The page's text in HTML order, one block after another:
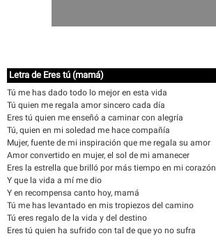
Letra de Eres tú (mamá)
Tú me has dado todo lo mejor en esta vida
Tú quien me regala amor sincero cada día
Eres tú quien me enseñó a caminar con alegría
Tú, quien en mi soledad me hace compañía
Mujer, fuente de mi inspiración que me regala su amor
Amor convertido en mujer, el sol de mi amanecer
Eres la estrella que brilló por más tiempo en mi corazón
Y que la vida a mí me dio
Y en recompensa canto hoy, mamá
Tú me has levantado en mis tropiezos del camino
Tú eres regalo de la vida y del destino
Eres tú quien ha sufrido con tal de que yo no sufra